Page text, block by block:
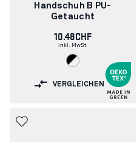
Handschuh B PU-
Getaucht
10.48CHF
inkl. MwSt.
VERGLEICHEN